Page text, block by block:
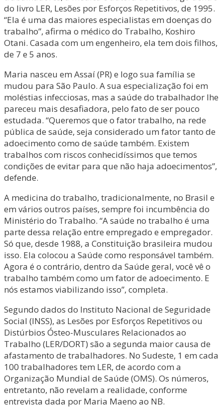
do livro LER, Lesões por Esforços Repetitivos, de 1995.
“Ela é uma das maiores especialistas em doenças do
trabalho”, afirma o médico do Trabalho, Koshiro
Otani. Casada com um engenheiro, ela tem dois filhos,
de 7 e 5 anos.
Maria nasceu em Assaí (PR) e logo sua família se
mudou para São Paulo. A sua especialização foi em
moléstias infecciosas, mas a saúde do trabalhador lhe
pareceu mais desafiadora, pelo fato de ser pouco
estudada. “Queremos que o fator trabalho, na rede
pública de saúde, seja considerado um fator tanto de
adoecimento como de saúde também. Existem
trabalhos com riscos conhecidíssimos que temos
condições de evitar para que não haja adoecimentos”,
defende.
A medicina do trabalho, tradicionalmente, no Brasil e
em vários outros países, sempre foi incumbência do
Ministério do Trabalho. “A saúde no trabalho é uma
parte dessa relação entre empregado e empregador.
Só que, desde 1988, a Constituição brasileira mudou
isso. Ela colocou a Saúde como responsável também.
Agora é o contrário, dentro da Saúde geral, você vê o
trabalho também como um fator de adoecimento. E
nós estamos viabilizando isso”, completa.
Segundo dados do Instituto Nacional de Seguridade
Social (INSS), as Lesões por Esforços Repetitivos ou
Distúrbios Ósteo-Musculares Relacionados ao
Trabalho (LER/DORT) são a segunda maior causa de
afastamento de trabalhadores. No Sudeste, 1 em cada
100 trabalhadores tem LER, de acordo com a
Organização Mundial de Saúde (OMS). Os números,
entretanto, não revelam a realidade, conforme
entrevista dada por Maria Maeno ao NB.